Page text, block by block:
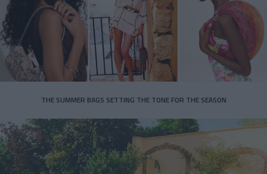
THE SUMMER BAGS SETTING THE TONE FOR THE SEASON